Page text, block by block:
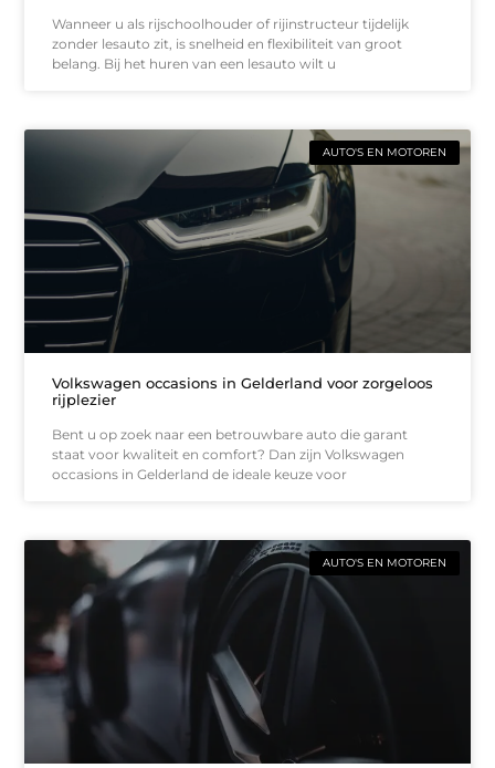
Wanneer u als rijschoolhouder of rijinstructeur tijdelijk
zonder lesauto zit, is snelheid en flexibiliteit van groot
belang. Bij het huren van een lesauto wilt u
AUTO'S EN MOTOREN
Volkswagen occasions in Gelderland voor zorgeloos
rijplezier
Bent u op zoek naar een betrouwbare auto die garant
staat voor kwaliteit en comfort? Dan zijn Volkswagen
occasions in Gelderland de ideale keuze voor
AUTO'S EN MOTOREN